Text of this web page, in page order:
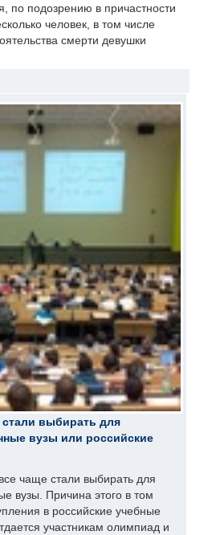
по подозрению в причастности
человек, в том числе
смерти девушки
выбирать для
вузы или российские
чаще стали выбирать для
вузы. Причина этого в том
в российские учебные
участникам олимпиад и